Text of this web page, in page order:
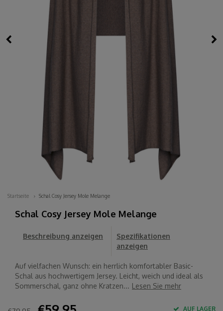
Startseite Schal Cosy Jersey Mole Melange
Schal Cosy Jersey Mole Melange
Beschreibung anzeigen
Spezifikationen
anzeigen
Auf vielfachen Wunsch: ein herrlich komfortabler Basic-
Schal aus hochwertigem Jersey. Leicht, weich und ideal als
Sommerschal, ganz ohne Kratzen... Lesen Sie mehr
AUF LAGER